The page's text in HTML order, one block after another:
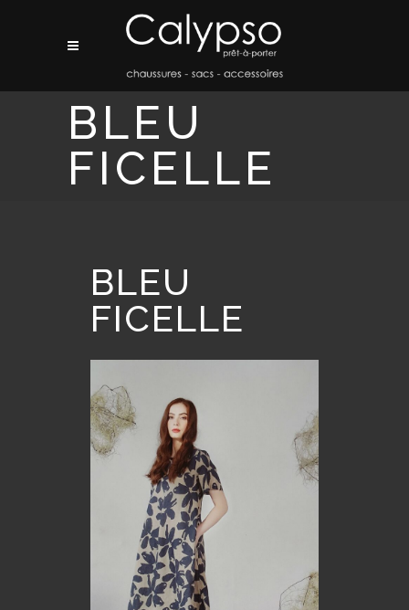
BLEU
FICELLE
BLEU
FICELLE